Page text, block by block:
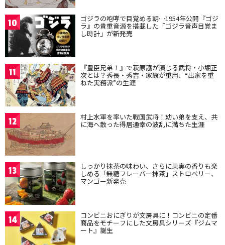
10 ゴジラの咆哮で目覚める朝…1954年公開『ゴジ
ラ』の貴重音源を搭載した「ゴジラ音声目覚ま
し時計」が新発売
11 『豊臣兄弟！』で萩原護が演じる武将・小堀正
次とは？秀長・秀吉・家康が重用、“出家を重
ねた実務派”の生涯
12 村上水軍を率いた戦国武将！幼い弟を支え、共
に海へ散った得居通幸の波乱に満ちた生涯
13 しっかり抹茶の味わい、さらに果実の香りも楽
しめる「無糖フレーバー抹茶」ストロベリー、
マンゴー新発売
14 コンビニおにぎりが文房具に！コンビニの定番
商品をモチーフにした文房具シリーズ『ジムマ
ート』誕生